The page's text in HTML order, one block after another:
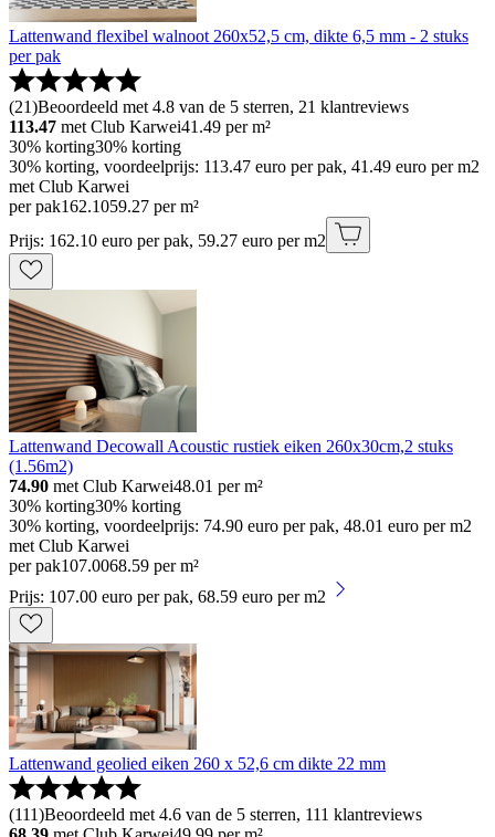
Lattenwand flexibel walnoot 260x52,5 cm, dikte 6,5 mm - 2 stuks
per pak
(21)Beoordeeld met 4.8 van de 5 sterren, 21 klantreviews
113.47 met Club Karwei41.49 per m²
30% korting30% korting
30% korting, voordeelprijs: 113.47 euro per pak, 41.49 euro per m2
met Club Karwei
per pak162.1059.27 per m²
Prijs: 162.10 euro per pak, 59.27 euro per m2
Lattenwand Decowall Acoustic rustiek eiken 260x30cm,2 stuks
(1.56m2)
74.90 met Club Karwei48.01 per m²
30% korting30% korting
30% korting, voordeelprijs: 74.90 euro per pak, 48.01 euro per m2
met Club Karwei
per pak107.0068.59 per m²
Prijs: 107.00 euro per pak, 68.59 euro per m2
Lattenwand geolied eiken 260 x 52,6 cm dikte 22 mm
(111)Beoordeeld met 4.6 van de 5 sterren, 111 klantreviews